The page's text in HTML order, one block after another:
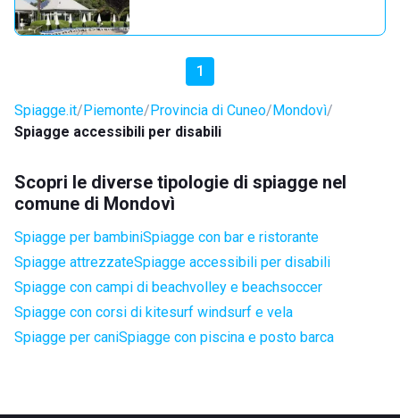
1
Spiagge.it Piemonte Provincia di Cuneo Mondovì
Spiagge accessibili per disabili
Scopri le diverse tipologie di spiagge nel
comune di Mondovì
Spiagge per bambiniSpiagge con bar e ristorante
Spiagge attrezzateSpiagge accessibili per disabili
Spiagge con campi di beachvolley e beachsoccer
Spiagge con corsi di kitesurf windsurf e vela
Spiagge per caniSpiagge con piscina e posto barca